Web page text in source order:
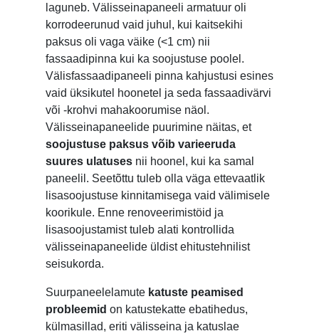
laguneb. Välisseinapaneeli armatuur oli
korrodeerunud vaid juhul, kui kaitsekihi
paksus oli vaga väike (<1 cm) nii
fassaadipinna kui ka soojustuse poolel.
Välisfassaadipaneeli pinna kahjustusi esines
vaid üksikutel hoonetel ja seda fassaadivärvi
või -krohvi mahakoorumise näol.
Välisseinapaneelide puurimine näitas, et
soojustuse paksus võib varieeruda
suures ulatuses nii hoonel, kui ka samal
paneelil. Seetõttu tuleb olla väga ettevaatlik
lisasoojustuse kinnitamisega vaid välimisele
koorikule. Enne renoveerimistöid ja
lisasoojustamist tuleb alati kontrollida
välisseinapaneelide üldist ehitustehnilist
seisukorda.
Suurpaneelelamute katuste peamised
probleemid on katustekatte ebatihedus,
külmasillad, eriti välisseina ja katuslae